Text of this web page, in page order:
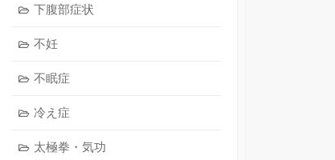
下腹部症状
不妊
不眠症
冷え症
太極拳・気功